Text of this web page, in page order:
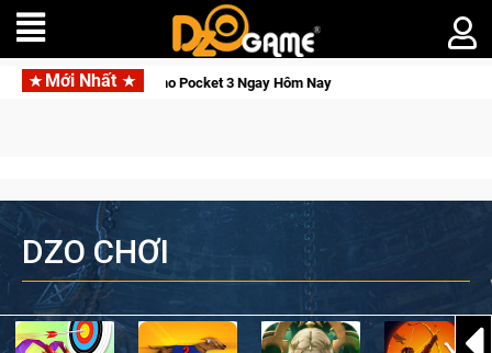
Mới Nhất
Pocket 3 Ngay Hôm Nay Lineage W – Quyền lực và tài
DZO CHƠI